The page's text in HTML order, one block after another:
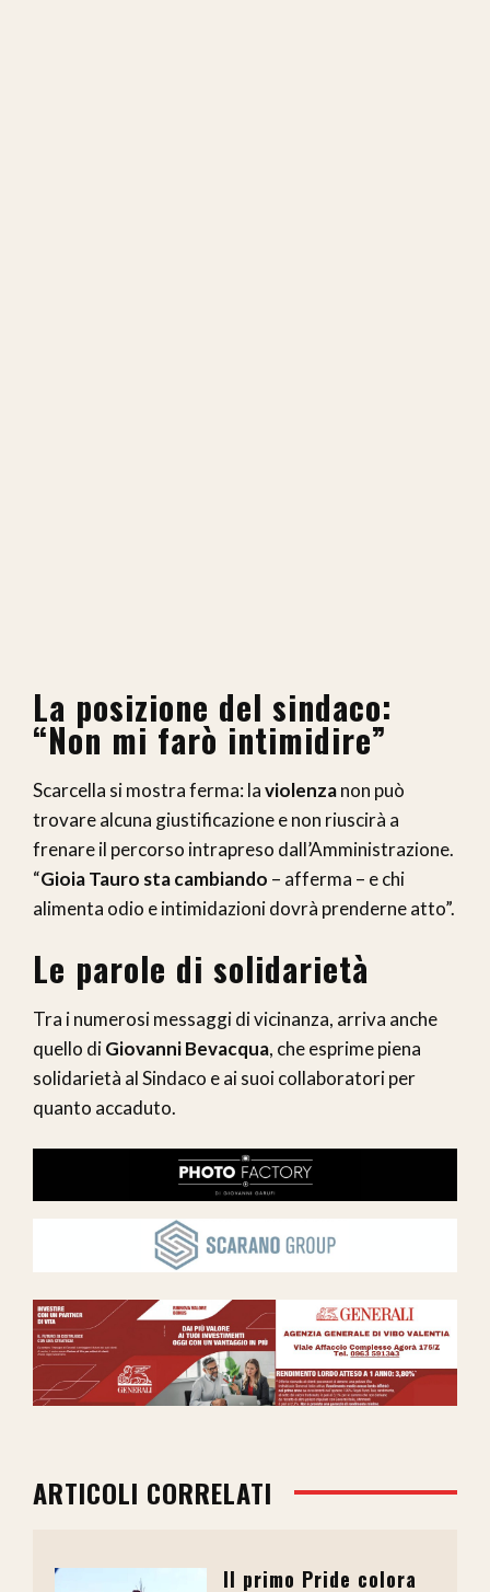
La posizione del sindaco:
“Non mi farò intimidire”
Scarcella si mostra ferma: laviolenzanon può
trovare alcuna giustificazione e non riuscirà a
frenare il percorso intrapreso dall’Amministrazione.
“Gioia Tauro sta cambiando – afferma – e chi
alimenta odio e intimidazioni dovrà prenderne atto”.
Le parole di solidarietà
Tra i numerosi messaggi di vicinanza, arriva anche
quello diGiovanni Bevacqua, che esprime piena
solidarietà al Sindaco e ai suoi collaboratori per
quanto accaduto.
ARTICOLI CORRELATI
Il primo Pride colora